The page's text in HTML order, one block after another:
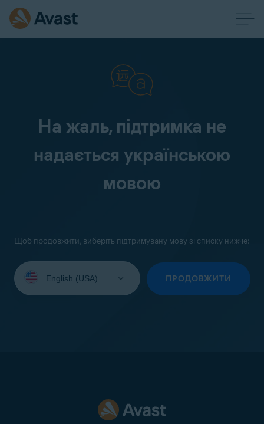
На жаль, підтримка не
надається українською
мовою
Щоб продовжити, виберіть підтримувану мову зі списку нижче:
your
ПРОДОВЖИТИ